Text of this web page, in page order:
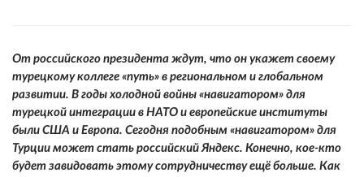
От российского президента ждут, что он укажет своему
турецкому коллеге «путь» в региональном и глобальном
развитии. В годы холодной войны «навигатором» для
турецкой интеграции в НАТО и европейские институты
были США и Европа. Сегодня подобным «навигатором» для
Турции может стать российский Яндекс. Конечно, кое-кто
будет завидовать этому сотрудничеству ещё больше. Как